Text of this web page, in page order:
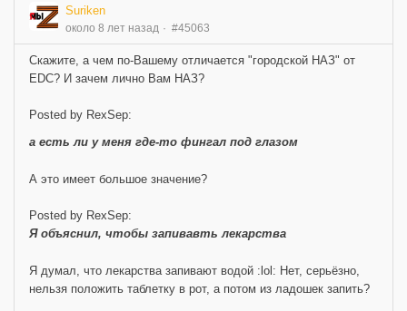
Suriken
около 8 лет назад #45063
Скажите, а чем по-Вашему отличается "городской НАЗ" от
EDC? И зачем лично Вам НАЗ?
Posted by RexSep:
а есть ли у меня где-то фингал под глазом
А это имеет большое значение?
Posted by RexSep:
Я объяснил, чтобы запивавть лекарства
Я думал, что лекарства запивают водой :lol: Нет, серьёзно,
нельзя положить таблетку в рот, а потом из ладошек запить?